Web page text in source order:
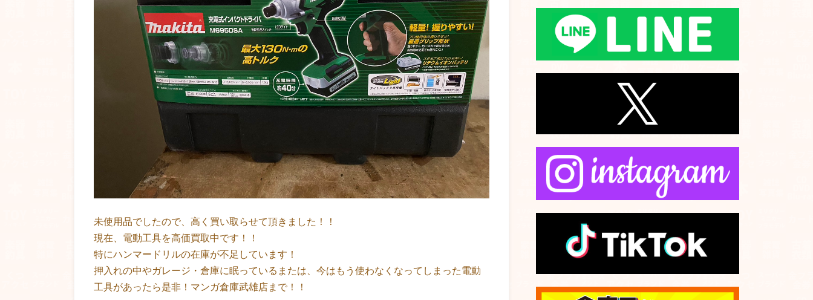
未使用品でしたので、高く買い取らせて頂きました！！
現在、電動工具を高価買取中です！！
特にハンマードリルの在庫が不足しています！
押入れの中やガレージ・倉庫に眠っているまたは、今はもう使わなくなってしまった電動
工具があったら是非！マンガ倉庫武雄店まで！！